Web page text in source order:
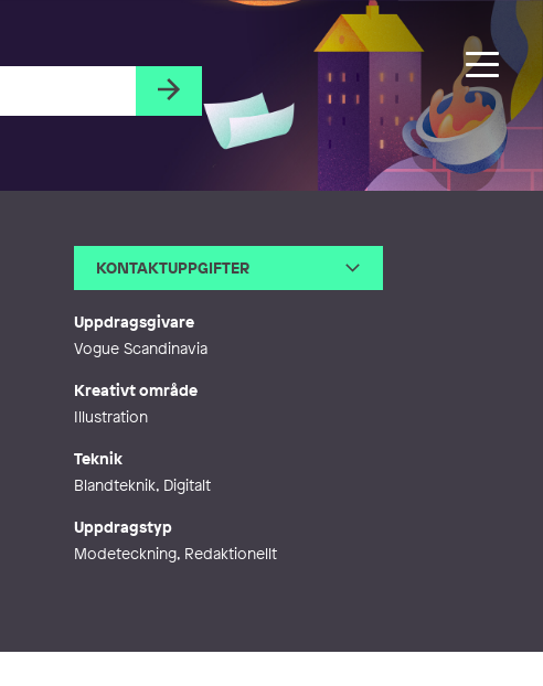
KONTAKTUPPGIFTER
Webb https://www.viktoriamattsson.c
Uppdragsgivare
Vogue Scandinavia
Kreativt område
Illustration
Teknik
Blandteknik, Digitalt
Uppdragstyp
Modeteckning, Redaktionellt